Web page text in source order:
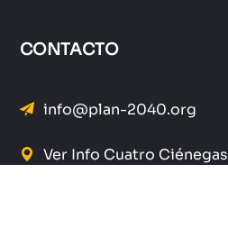
CONTACTO
info@plan-2040.org
Ver Info Cuatro Ciénegas